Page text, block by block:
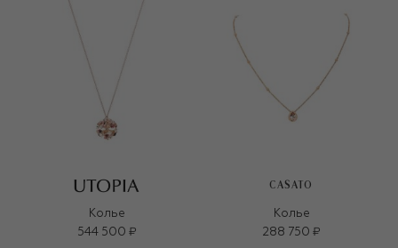
Колье
544 500 ₽
CASATO
Колье
288 750 ₽